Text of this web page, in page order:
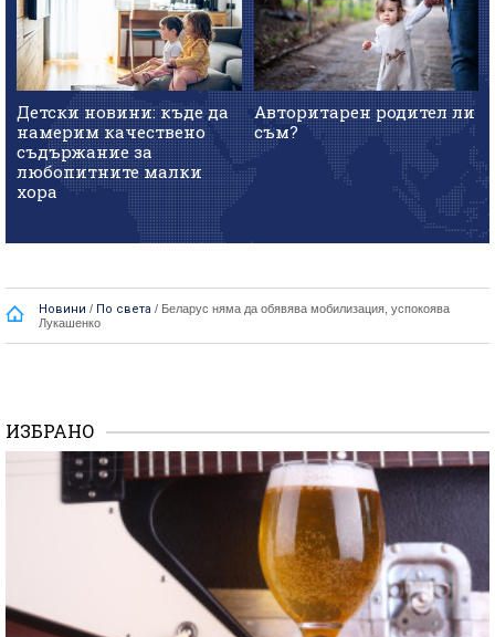
Детски новини: къде да
намерим качествено
съдържание за
любопитните малки
хора
Авторитарен родител ли
съм?
Новини / По света / Беларус няма да обявява мобилизация, успокоява
Лукашенко
ИЗБРАНО